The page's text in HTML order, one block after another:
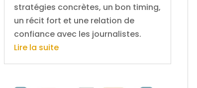
stratégies concrètes, un bon timing,
un récit fort et une relation de
confiance avec les journalistes.
Lire la suite